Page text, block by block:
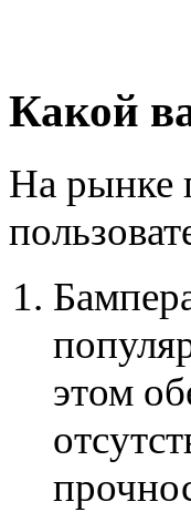
Какой
На рынке
этом